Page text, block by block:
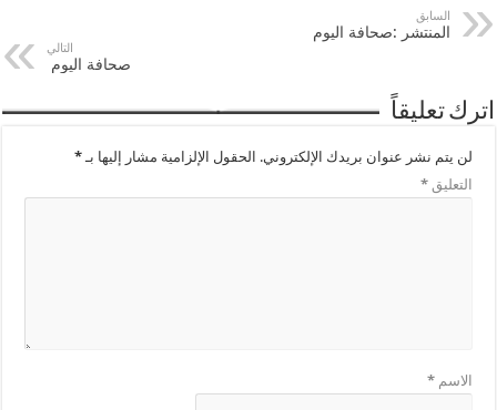
السابق
المنتشر :صحافة اليوم
التالي
صحافة اليوم
اترك تعليقاً
لن يتم نشر عنوان بريدك الإلكتروني. الحقول الإلزامية مشار إليها بـ*
التعليق*
الاسم*